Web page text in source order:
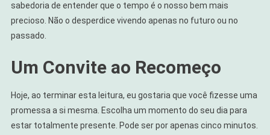
sabedoria de entender que o tempo é o nosso bem mais
precioso. Não o desperdice vivendo apenas no futuro ou no
passado.
Um Convite ao Recomeço
Hoje, ao terminar esta leitura, eu gostaria que você fizesse uma
promessa a si mesma. Escolha um momento do seu dia para
estar totalmente presente. Pode ser por apenas cinco minutos.